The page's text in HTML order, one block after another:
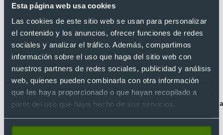
Esta página web usa cookies
Las cookies de este sitio web se usan para personalizar
el contenido y los anuncios, ofrecer funciones de redes
sociales y analizar el tráfico. Además, compartimos
información sobre el uso que haga del sitio web con
nuestros partners de redes sociales, publicidad y análisis
web, quienes pueden combinarla con otra información
que les haya proporcionado o que hayan recopilado a
partir del uso que haya hecho de sus servicios.
Unisex
Camiseta manga
Ref. H1205N